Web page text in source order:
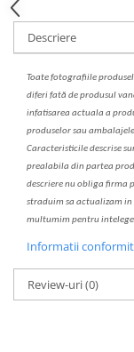
Descriere
Toate fotografiile
diferi fată de produsul va
infatisarea actuala a
produselor sau
Caracteristicile descrise
prealabila din partea
descriere nu obliga firma
straduim sa actualizam in
multumim pentru int
Informatii
Review-uri(0)